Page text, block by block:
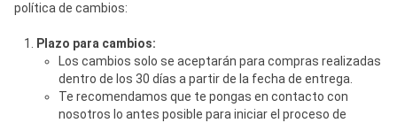
política de cambios:
Plazo para cambios:
Los cambios solo se aceptarán para compras realizadas
dentro de los 30 días a partir de la fecha de entrega.
Te recomendamos que te pongas en contacto con
nosotros lo antes posible para iniciar el proceso de